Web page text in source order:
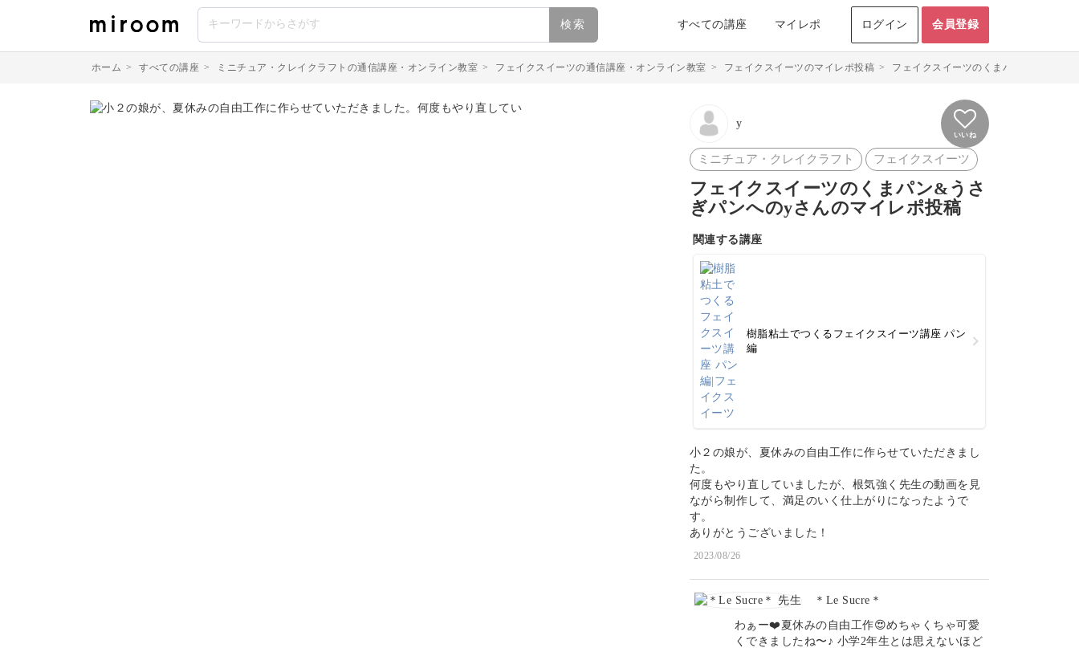
検索 すべての講座 マイレポ ログイン 会員登録
ホーム > すべての講座 > ミニチュア・クレイクラフトの通信講座・オンライン教室 > フェイクスイーツの通信講座・オンライン教室 > フェイクスイーツのマイレポ投稿 > フェイクスイーツのくまパン&うさぎパ
y
いいね
ミニチュア・クレイクラフト フェイクスイーツ
フェイクスイーツのくまパン&うさ
ぎパンへのyさんのマイレポ投稿
関連する講座
樹脂粘土でつくるフェイクスイーツ講座 パン
編
小２の娘が、夏休みの自由工作に作らせていただきまし
た。
何度もやり直していましたが、根気強く先生の動画を見
ながら制作して、満足のいく仕上がりになったようで
す。
ありがとうございました！
2023/08/26
＊Le Sucre＊
わぁー❤️夏休みの自由工作😍めちゃくちゃ可愛
くできましたね〜♪ 小学2年生とは思えないほど